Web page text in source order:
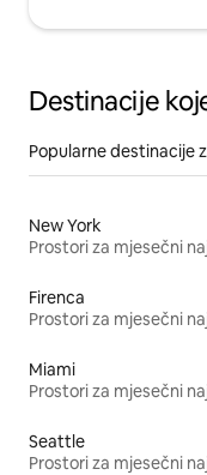
Destinacije
Popularne destinacije
New York
Prostori za mjesečni
Firenca
Prostori za mjesečni
Miami
Prostori za mjesečni
Seattle
Prostori za mjesečni